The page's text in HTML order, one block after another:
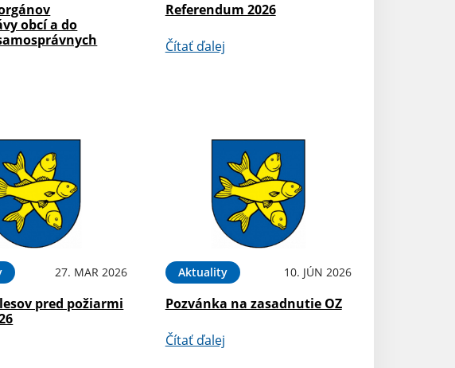
obcí a do
Referendum 2026
Čítať ďalej
27. MAR 2026
pred požiarmi
Aktuality 10. JÚN 2026
Pozvánka na zasadnutie OZ
Čítať ďalej